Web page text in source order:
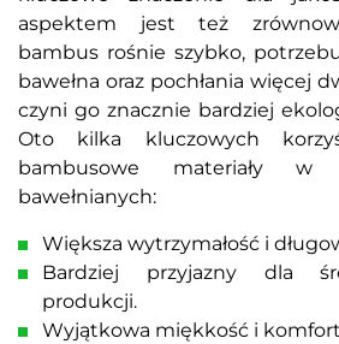
aspektem jest też
bambus rośnie szybko,
bawełna oraz pochłania więcej
czyni go znacznie bardziej
Oto kilka kluczowych
bambusowe materiały w
bawełnianych:
Większa wytrzymałość i
Bardziej przyjazny dla
produkcji.
Wyjątkowa miękkość i